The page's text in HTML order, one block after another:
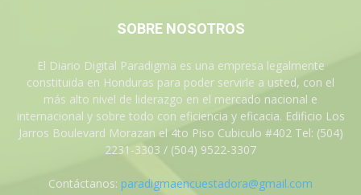
SOBRE NOSOTROS
El Diario Digital Paradigma es una empresa legalmente
constituida en Honduras para poder servirle a usted, con el
más alto nivel de liderazgo en el mercado nacional e
internacional y sobre todo con eficiencia y eficacia. Edificio Los
Jarros Boulevard Morazan el 4to Piso Cubiculo #402 Tel: (504)
2231-3303 / (504) 9522-3307
Contáctanos: paradigmaencuestadora@gmail.com